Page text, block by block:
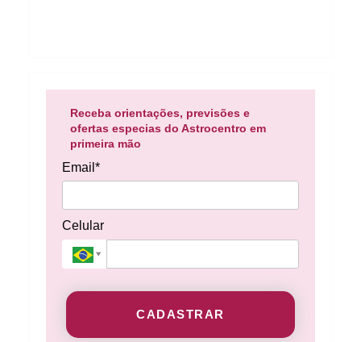
Receba orientações, previsões e
ofertas especias do Astrocentro em
primeira mão
Email*
Celular
CADASTRAR